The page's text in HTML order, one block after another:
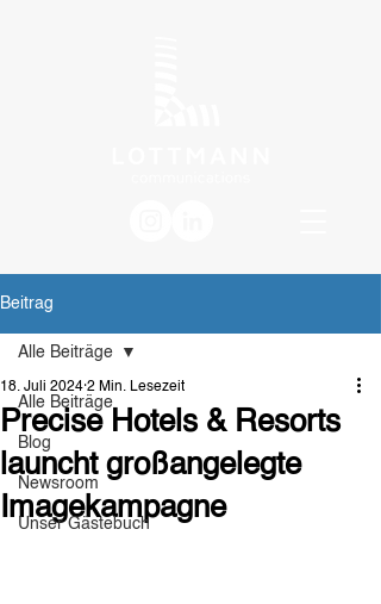
Beitrag
Alle Beiträge
Blog
Newsroom
Unser Gästebuch
Alle Beiträge
Precise Hotels & Resorts
launcht großangelegte
Imagekampagne
18. Juli 2024 2 Min. Lesezeit